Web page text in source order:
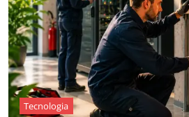
Tecnologia